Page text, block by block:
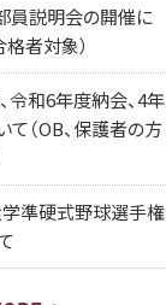
員説明会の開催に
者対象）
令和6年度納会、4年
て（OB、保護者の方
準硬式野球選手権